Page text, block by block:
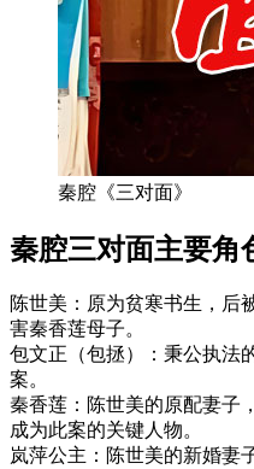
秦腔《三对面》
秦腔三对面‌主要角
陈世美‌：原为贫寒书生，后
害秦香莲母子。
包文正‌（包拯）：秉公执法
案。
秦香莲‌：陈世美的原配妻子
成为此案的关键人物。
岚萍公主‌：陈世美的新婚妻